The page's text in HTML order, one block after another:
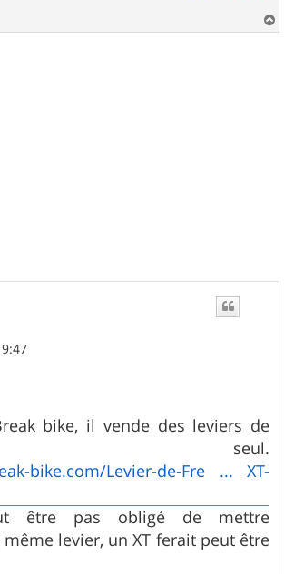
a
bike, il vende des leviers de
seul.
bike.com/Levier-de-Fre ... XT-
être pas obligé de mettre
levier, un XT ferait peut être